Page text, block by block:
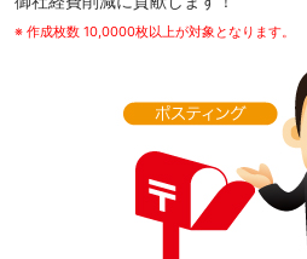
※ 作成枚数 10,0000枚以上が対象となります。